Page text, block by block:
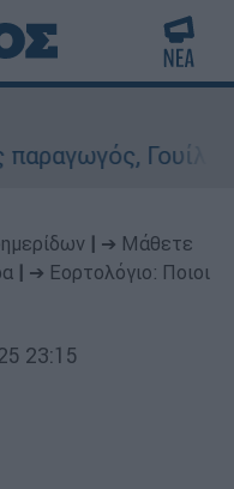
Γουίλιαμ
➔ Μάθετε
➔ Εορτολόγιο: Ποιοι
23:15